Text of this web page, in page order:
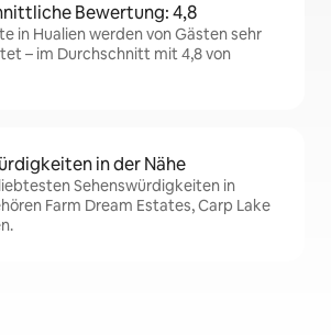
Bewertung: 4,8
in Hualien werden von Gästen sehr
– im Durchschnitt mit 4,8 von
in der Nähe
Sehenswürdigkeiten in
Farm Dream Estates, Carp Lake